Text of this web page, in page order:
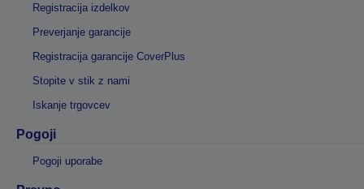
Registracija izdelkov
Preverjanje garancije
Registracija garancije CoverPlus
Stopite v stik z nami
Iskanje trgovcev
Pogoji
Pogoji uporabe